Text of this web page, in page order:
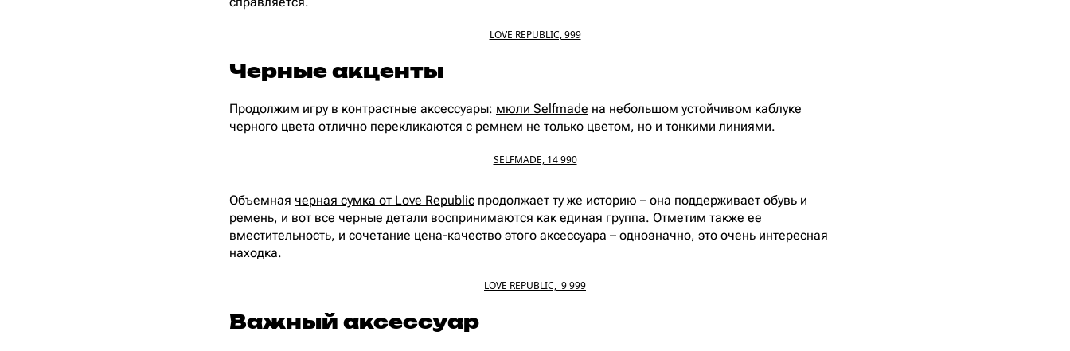
LOVE REPUBLIC, 999
Черные акценты
Продолжим игру в контрастные аксессуары: мюли Selfmade на небольшом устойчивом каблуке
черного цвета отлично перекликаются с ремнем не только цветом, но и тонкими линиями.
SELFMADE, 14 990
Объемная черная сумка от Love Republic продолжает ту же историю – она поддерживает обувь и
ремень, и вот все черные детали воспринимаются как единая группа. Отметим также ее
вместительность, и сочетание цена-качество этого аксессуара – однозначно, это очень интересная
находка.
LOVE REPUBLIC, 9 999
Важный аксессуар